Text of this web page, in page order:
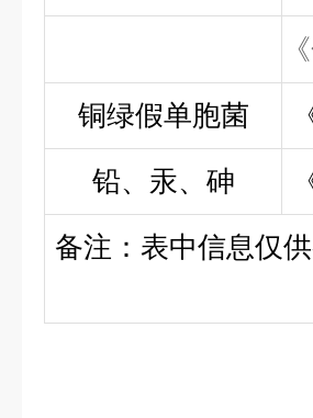
铜绿假单胞菌
铅、汞、砷
备注：表中信息仅